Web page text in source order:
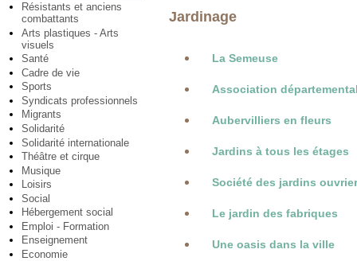
Résistants et anciens
combattants
Arts plastiques - Arts
visuels
Santé
Cadre de vie
Sports
Syndicats professionnels
Migrants
Solidarité
Solidarité internationale
Théâtre et cirque
Musique
Loisirs
Social
Hébergement social
Emploi - Formation
Enseignement
Economie
Jardinage
La Semeuse
Association
Aubervilliers en fleurs
Jardins à tous les étages
Société des jardins
Le jardin des fabriques
Une oasis dans la ville